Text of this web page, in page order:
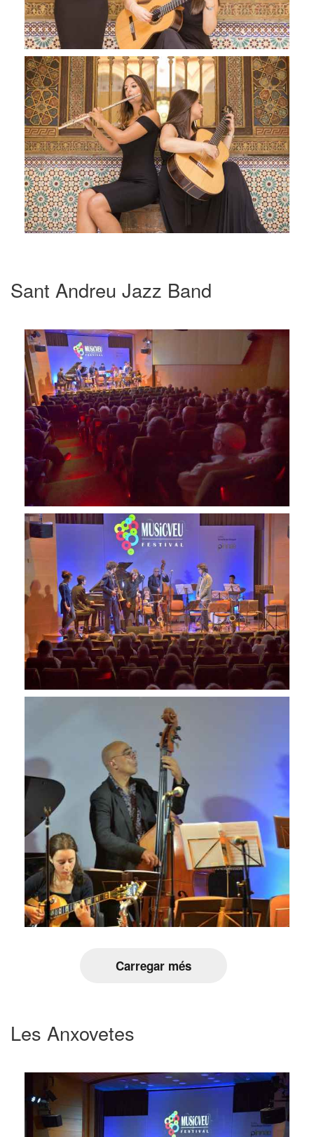
Sant Andreu Jazz Band
Carregar més
Les Anxovetes